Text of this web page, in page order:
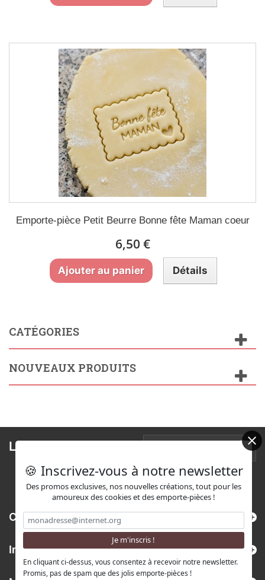
Emporte-pièce Petit Beurre Bonne fête Maman coeur
6,50 €
Ajouter au panier Détails
CATÉGORIES
NOUVEAUX PRODUITS
Lettre d'informations
Catégories
Informations
🍪 Inscrivez-vous à notre newsletter
Des promos exclusives, nos nouvelles créations, tout pour les
amoureux des cookies et des emporte-pièces !
En cliquant ci-dessus, vous consentez à recevoir notre newsletter.
Promis, pas de spam que des jolis emporte-pièces !